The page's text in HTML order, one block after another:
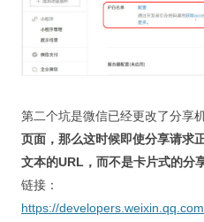
第二个坑是微信已经更改了分享
页面，那么这时候即使分享请求
文本的URL，而不是卡片式的分
链接：
https://